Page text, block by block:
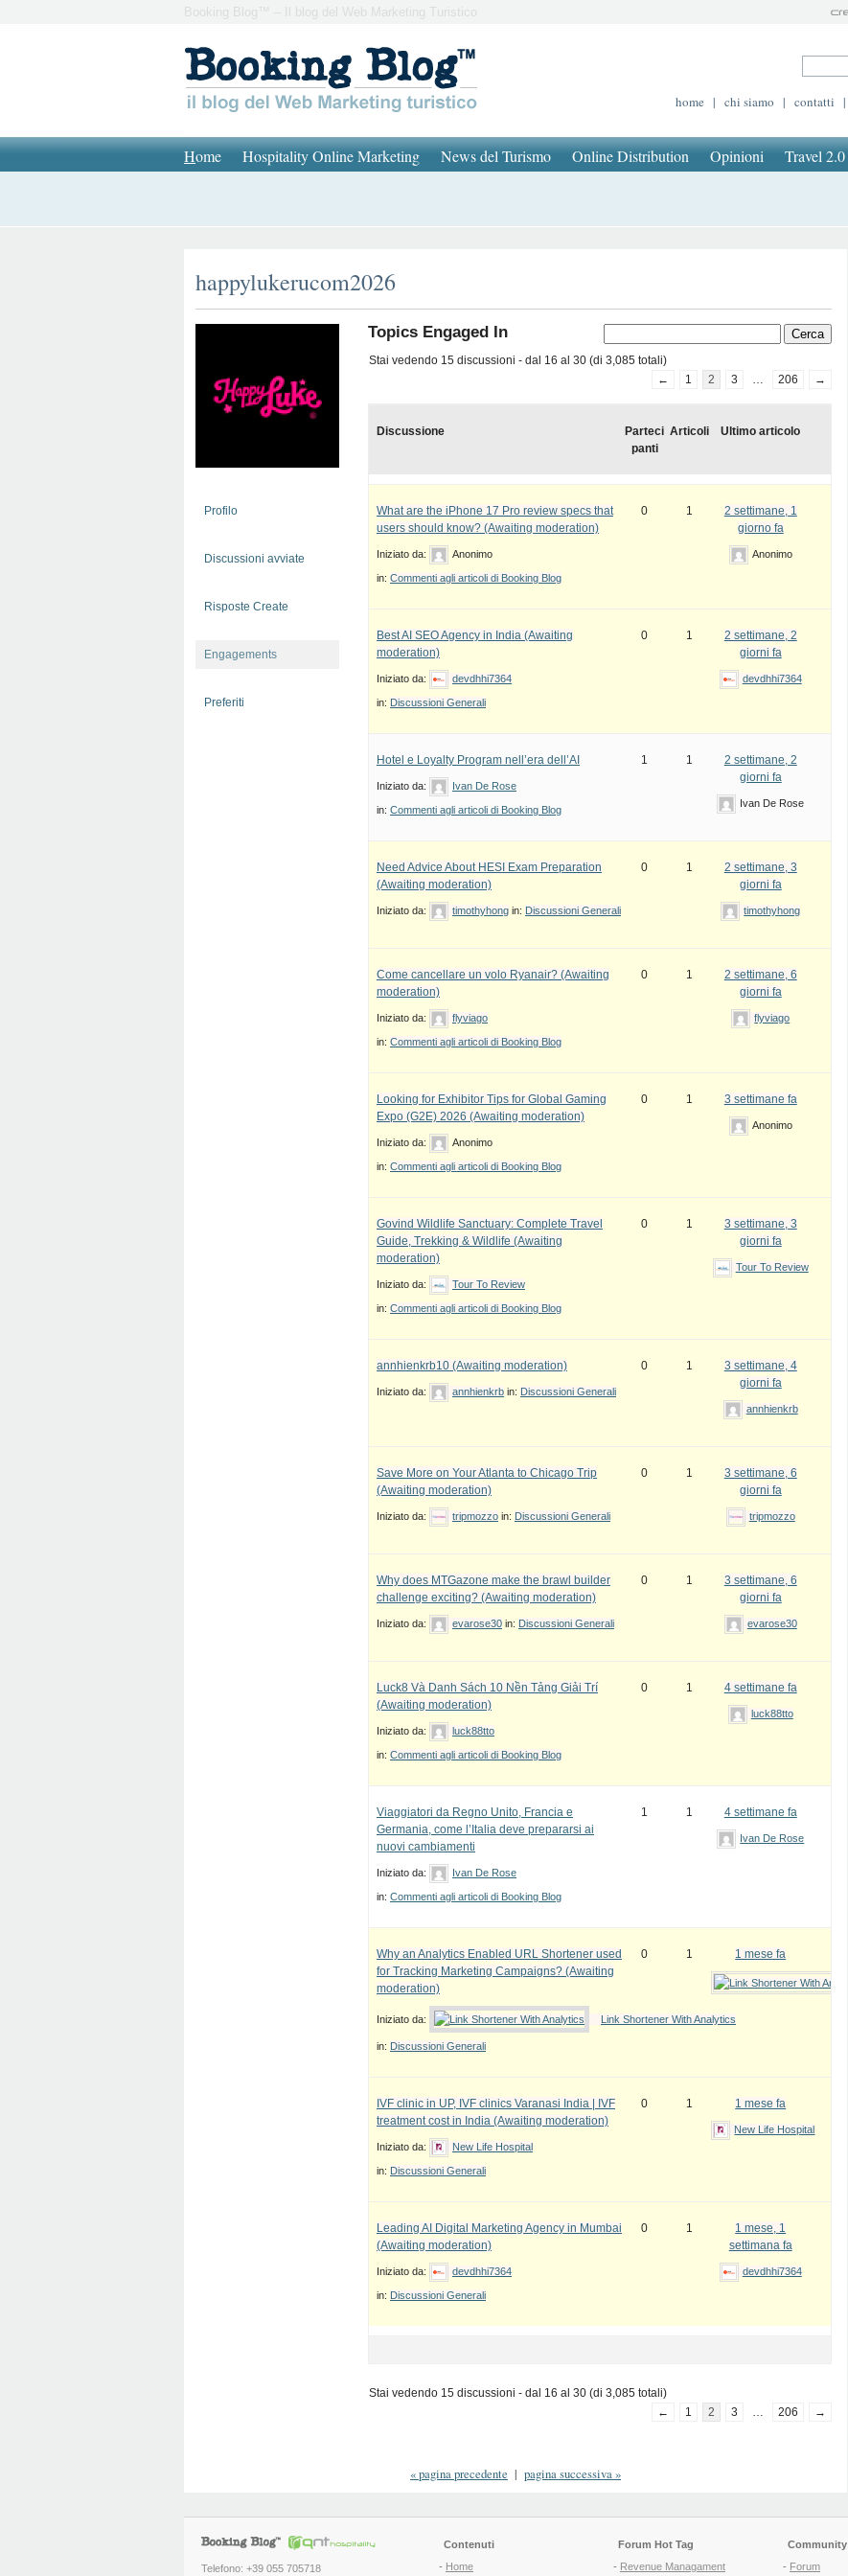
Booking Blog™ – Il blog del Web Marketing Turistico
home | chi siamo | contatti |
Home Hospitality Online Marketing News del Turismo Online Distribution Opinioni Travel 2.0
happylukerucom2026
Profilo
Discussioni avviate
Risposte Create
Engagements
Preferiti
Topics Engaged In
Stai vedendo 15 discussioni - dal 16 al 30 (di 3,085 totali)
←
1 2 3 … 206 →
Discussione
Parteci
panti
Articoli Ultimo articolo
What are the iPhone 17 Pro review specs that
users should know? (Awaiting moderation)
Iniziato da: Anonimo
in: Commenti agli articoli di Booking Blog
0 1
2 settimane, 1
giorno fa
Anonimo
Best AI SEO Agency in India (Awaiting
moderation)
Iniziato da: devdhhi7364
in: Discussioni Generali
0 1
2 settimane, 2
giorni fa
devdhhi7364
Hotel e Loyalty Program nell’era dell’AI
Iniziato da: Ivan De Rose
in: Commenti agli articoli di Booking Blog
1 1
2 settimane, 2
giorni fa
Ivan De Rose
Need Advice About HESI Exam Preparation
(Awaiting moderation)
Iniziato da: timothyhong in: Discussioni Generali
0 1
2 settimane, 3
giorni fa
timothyhong
Come cancellare un volo Ryanair? (Awaiting
moderation)
Iniziato da: flyviago
in: Commenti agli articoli di Booking Blog
0 1
2 settimane, 6
giorni fa
flyviago
Looking for Exhibitor Tips for Global Gaming
Expo (G2E) 2026 (Awaiting moderation)
Iniziato da: Anonimo
in: Commenti agli articoli di Booking Blog
0 1 3 settimane fa
Anonimo
Govind Wildlife Sanctuary: Complete Travel
Guide, Trekking & Wildlife (Awaiting
moderation)
Iniziato da: Tour To Review
in: Commenti agli articoli di Booking Blog
0 1
3 settimane, 3
giorni fa
Tour To Review
annhienkrb10 (Awaiting moderation)
Iniziato da: annhienkrb in: Discussioni Generali
0 1
3 settimane, 4
giorni fa
annhienkrb
Save More on Your Atlanta to Chicago Trip
(Awaiting moderation)
Iniziato da: tripmozzo in: Discussioni Generali
0 1
3 settimane, 6
giorni fa
tripmozzo
Why does MTGazone make the brawl builder
challenge exciting? (Awaiting moderation)
Iniziato da: evarose30 in: Discussioni Generali
0 1
3 settimane, 6
giorni fa
evarose30
Luck8 Và Danh Sách 10 Nền Tảng Giải Trí
(Awaiting moderation)
Iniziato da: luck88tto
in: Commenti agli articoli di Booking Blog
0 1 4 settimane fa
luck88tto
Viaggiatori da Regno Unito, Francia e
Germania, come l’Italia deve prepararsi ai
nuovi cambiamenti
Iniziato da: Ivan De Rose
in: Commenti agli articoli di Booking Blog
1 1 4 settimane fa
Ivan De Rose
Why an Analytics Enabled URL Shortener used
for Tracking Marketing Campaigns? (Awaiting
moderation)
Iniziato da: Link Shortener With Analytics
in: Discussioni Generali
0 1 1 mese fa
IVF clinic in UP, IVF clinics Varanasi India | IVF
treatment cost in India (Awaiting moderation)
Iniziato da: New Life Hospital
in: Discussioni Generali
0 1 1 mese fa
New Life Hospital
Leading AI Digital Marketing Agency in Mumbai
(Awaiting moderation)
Iniziato da: devdhhi7364
in: Discussioni Generali
0 1
1 mese, 1
settimana fa
devdhhi7364
Stai vedendo 15 discussioni - dal 16 al 30 (di 3,085 totali)
←
1 2 3 … 206 →
«pagina precedente | pagina successiva»
Telefono: +39 055 705718
Contenuti
- Home
Forum Hot Tag
- Revenue Managament
Community
- Forum